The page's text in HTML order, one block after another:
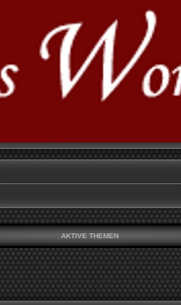
AKTIVE THEMEN